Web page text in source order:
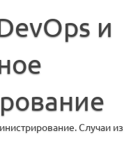
и
Случаи из